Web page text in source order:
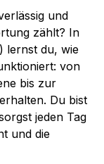
und
zählt? In
lernst du, wie
von
bis zur
Du bist
jeden Tag
und die